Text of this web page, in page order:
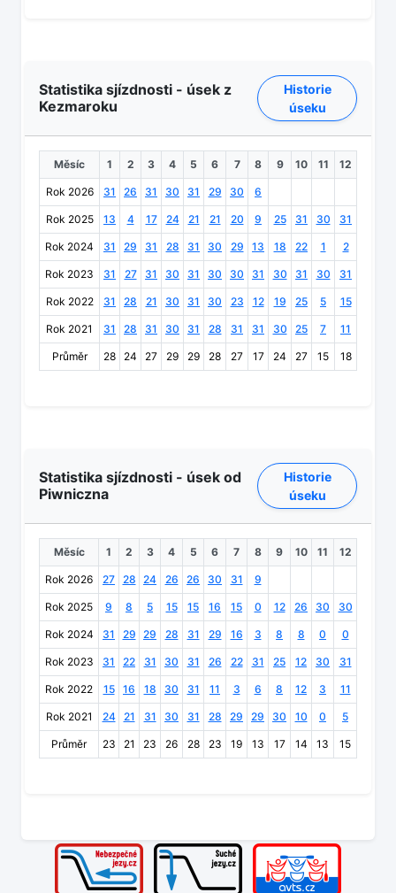
Statistika sjízdnosti - úsek z
Kezmaroku
Historie
úseku
Měsíc 1 2 3 4 5 6 7 8 9 10 11 12
Rok 2026 31 26 31 30 31 29 30 6
Rok 2025 13 4 17 24 21 21 20 9 25 31 30 31
Rok 2024 31 29 31 28 31 30 29 13 18 22 1 2
Rok 2023 31 27 31 30 31 30 30 31 30 31 30 31
Rok 2022 31 28 21 30 31 30 23 12 19 25 5 15
Rok 2021 31 28 31 30 31 28 31 31 30 25 7 11
Průměr 28 24 27 29 29 28 27 17 24 27 15 18
Statistika sjízdnosti - úsek od
Piwniczna
Historie
úseku
Měsíc 1 2 3 4 5 6 7 8 9 10 11 12
Rok 2026 27 28 24 26 26 30 31 9
Rok 2025 9 8 5 15 15 16 15 0 12 26 30 30
Rok 2024 31 29 29 28 31 29 16 3 8 8 0 0
Rok 2023 31 22 31 30 31 26 22 31 25 12 30 31
Rok 2022 15 16 18 30 31 11 3 6 8 12 3 11
Rok 2021 24 21 31 30 31 28 29 29 30 10 0 5
Průměr 23 21 23 26 28 23 19 13 17 14 13 15